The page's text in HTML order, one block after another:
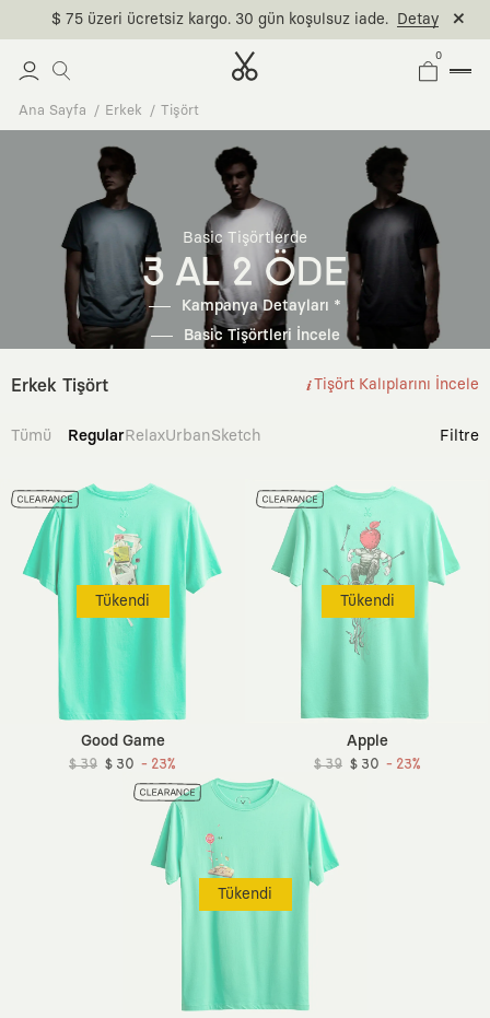
$ 75 üzeri ücretsiz kargo. 30 gün koşulsuz iade. Detay
0
Ana Sayfa Erkek Tişört
Basic Tişörtlerde
3 AL 2 ÖDE
Kampanya Detayları *
Basic Tişörtleri İncele
Erkek Tişört Tişört Kalıplarını İncele
Tümü RegularRelaxUrbanSketch Filtre
Tükendi
Good Game
$ 39 $ 30 - 23%
Tükendi
Apple
$ 39 $ 30 - 23%
Tükendi